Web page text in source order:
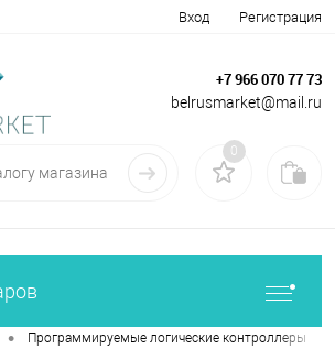
Вход Регистрация
+7 966 070 77 73
belrusmarket@mail.ru
0
• Программируемые логические контроллеры